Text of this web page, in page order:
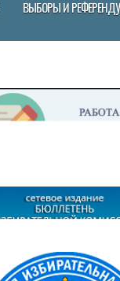
ВЫБОРЫ И